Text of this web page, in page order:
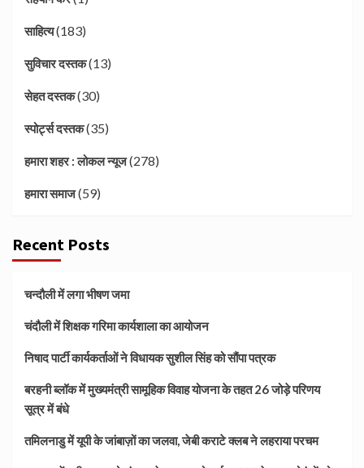
साहित्य(183)
सुविचार दस्तक(13)
सेहत दस्तक(30)
स्पोर्ट्स दस्तक(35)
हमारा शहर : लोकल न्यूज(278)
हमारा समाज(59)
Recent Posts
चन्दौली में लगा भीषण जमा
चंदौली में शिक्षक गरिमा कार्यशाला का आयोजन
निषाद पार्टी कार्यकर्ताओं ने विधायक सुशील सिंह को सौंपा पत्रक
बरहनी ब्लॉक में मुख्यमंत्री सामूहिक विवाह योजना के तहत 26 जोड़े परिणय
सूत्र में बंधे
तमिलनाडु में यूपी के जांबाज़ों का जलवा, जेबी कराटे क्लब ने लहराया परचम